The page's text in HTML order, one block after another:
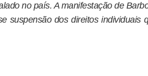
no país. A manifestação de
suspensão dos direitos individuais